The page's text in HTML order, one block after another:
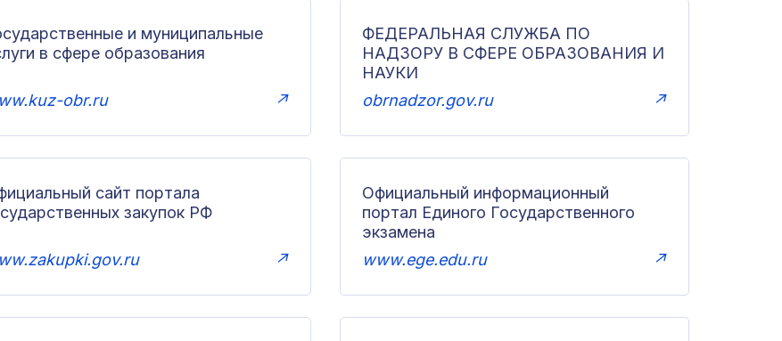
и муниципальные
в сфере образования
obr.ru ↗
ФЕДЕРАЛЬНАЯ СЛУЖБА ПО
НАДЗОРУ В СФЕРЕ ОБРАЗОВАНИЯ И
НАУКИ
obrnadzor.gov.ru
↗
сайт портала
закупок РФ
↗
Официальный информационный
портал Единого Государственного
экзамена
www.ege.edu.ru
↗